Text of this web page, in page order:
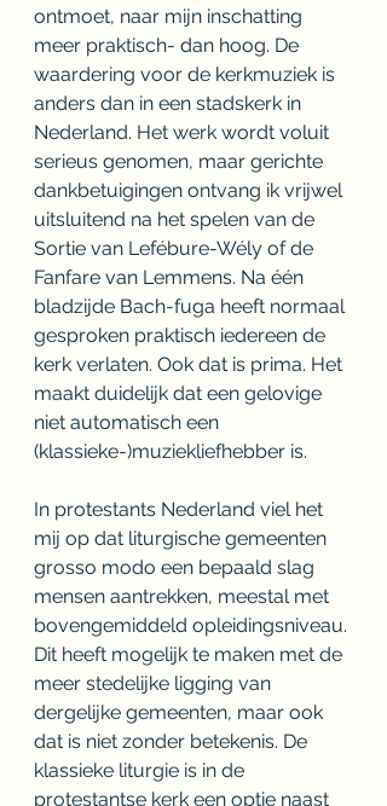
ontmoet, naar mijn inschatting
meer praktisch- dan hoog. De
waardering voor de kerkmuziek is
anders dan in een stadskerk in
Nederland. Het werk wordt voluit
serieus genomen, maar gerichte
dankbetuigingen ontvang ik vrijwel
uitsluitend na het spelen van de
Sortie van Lefébure-Wély of de
Fanfare van Lemmens. Na één
bladzijde Bach-fuga heeft normaal
gesproken praktisch iedereen de
kerk verlaten. Ook dat is prima. Het
maakt duidelijk dat een gelovige
niet automatisch een
(klassieke-)muziekliefhebber is.
In protestants Nederland viel het
mij op dat liturgische gemeenten
grosso modo een bepaald slag
mensen aantrekken, meestal met
bovengemiddeld opleidingsniveau.
Dit heeft mogelijk te maken met de
meer stedelijke ligging van
dergelijke gemeenten, maar ook
dat is niet zonder betekenis. De
klassieke liturgie is in de
protestantse kerk een optie naast